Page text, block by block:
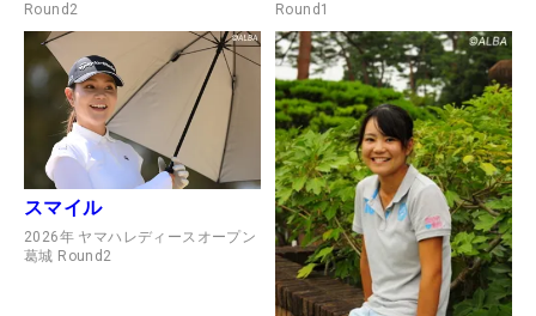
Round2
Round1
スマイル
2026年 ヤマハレディースオープン
葛城 Round2